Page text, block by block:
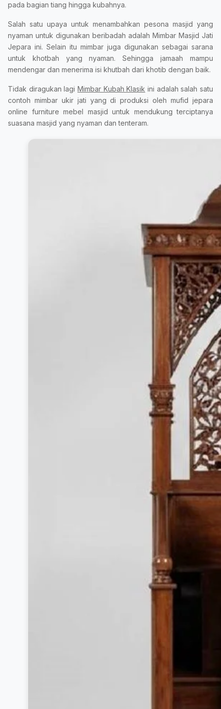
pada bagian tiang hingga kubahnya.
Salah satu upaya untuk menambahkan pesona masjid yang
nyaman untuk digunakan beribadah adalah Mimbar Masjid Jati
Jepara ini. Selain itu mimbar juga digunakan sebagai sarana
untuk khotbah yang nyaman. Sehingga jamaah mampu
mendengar dan menerima isi khutbah dari khotib dengan baik.
Tidak diragukan lagi Mimbar Kubah Klasik ini adalah salah satu
contoh mimbar ukir jati yang di produksi oleh mufid jepara
online furniture mebel masjid untuk mendukung terciptanya
suasana masjid yang nyaman dan tenteram.